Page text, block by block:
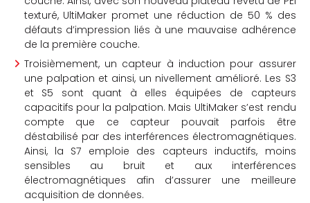
texturé, UltiMaker promet une réduction de 50 % des
défauts d’impression liés à une mauvaise adhérence
de la première couche.
Troisièmement, un capteur à induction pour assurer
une palpation et ainsi, un nivellement amélioré. Les S3
et S5 sont quant à elles équipées de capteurs
capacitifs pour la palpation. Mais UltiMaker s’est rendu
compte que ce capteur pouvait parfois être
déstabilisé par des interférences électromagnétiques.
Ainsi, la S7 emploie des capteurs inductifs, moins
sensibles au bruit et aux interférences
électromagnétiques afin d’assurer une meilleure
acquisition de données.